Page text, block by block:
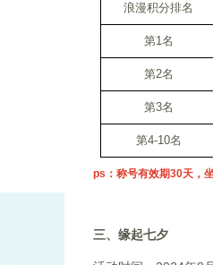
浪漫积分排名
第1名
第2名
第3名
第4-10名
ps：称号有效期30天，
三、缘起七夕